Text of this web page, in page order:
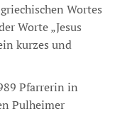
Wortes
Worte „Jesus
kurzes und
Pfarrerin in
Pulheimer